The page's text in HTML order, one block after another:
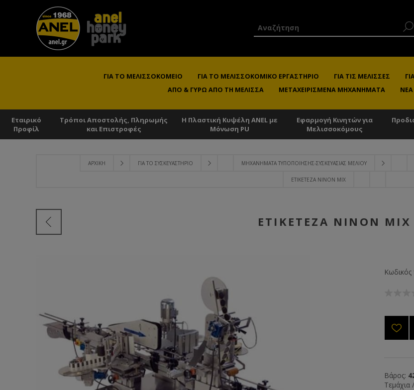
ΓΙΑ ΤΟ ΜΕΛΙΣΣΟΚΟΜΕΊΟ ΓΙΑ ΤΟ ΜΕΛΙΣΣΟΚΟΜΙΚΌ ΕΡΓΑΣΤΉΡΙΟ ΓΙΑ ΤΙΣ ΜΈΛΙΣΣΕΣ
ΑΠΌ & ΓΎΡΩ ΑΠΌ ΤΗ ΜΈΛΙΣΣΑ
ΜΕΤΑΧΕΙΡΙΣΜΈΝΑ ΜΗΧΑΝΉΜΑΤΑ
Εταιρικό
Προφίλ
Τρόποι Αποστολής, Πληρωμής
και Επιστροφές
Η Πλαστική Κυψέλη ANEL με
Μόνωση PU
Εφαρμογή Κινητών για
Μελισσοκόμους
ΑΡΧΙΚΉ ΓΙΑ ΤΟ ΣΥΣΚΕΥΑΣΤΉΡΙΟ ΜΗΧΑΝΉΜΑΤΑ ΤΥΠΟΠΟΊΗΣΗΣ-ΣΥΣΚΕΥΑΣΊΑΣ ΜΕΛΙΟΎ
ΕΤΙΚΕΤΈΖΑ NINON MIX
ΕΤΙΚΕΤΈΖΑ NINON MIX
Κωδικός
Βάρος:
Τεμάχια